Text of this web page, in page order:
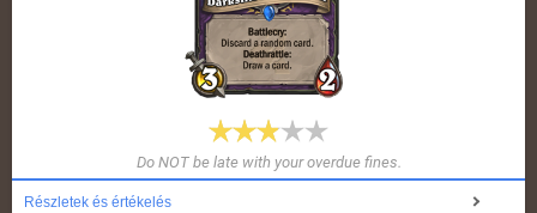
Do NOT be late with your overdue fines.
Részletek és értékelés